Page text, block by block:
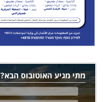
מתי מגיע האוטובוס הבא?